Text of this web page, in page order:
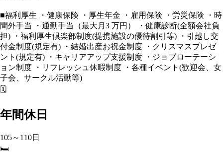
■福利厚生 ・健康保険 ・厚生年⾦ ・雇用保険 ・労災保険 ・時
間外手当 ・通勤手当（最⼤月3 万円） ・健康診断(全額会社負
担) ・福利厚生倶楽部制度(提携施設の優待割引等) ・引越し交
付⾦制度(規定有) ・結婚出産お祝⾦制度 ・クリスマスプレゼ
ント(規定有) ・キャリアアップ⽀援制度 ・ジョブローテーシ
ョン制度 ・リフレッシュ休暇制度 ・各種イベント(歓迎会、⼥
子会、サークル活動等)
🗓️
年間休日
105～110日
🛏️